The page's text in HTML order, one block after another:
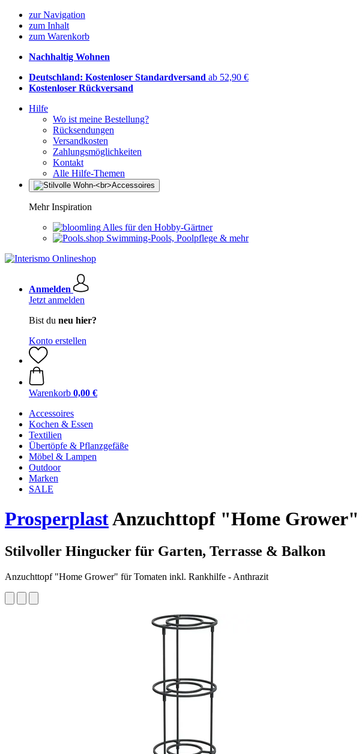
zur Navigation
zum Inhalt
zum Warenkorb
Nachhaltig Wohnen
Deutschland: Kostenloser Standardversand ab 52,90 €
Kostenloser Rückversand
Hilfe
Wo ist meine Bestellung?
Rücksendungen
Versandkosten
Zahlungsmöglichkeiten
Kontakt
Alle Hilfe-Themen
Mehr Inspiration
Alles für den Hobby-Gärtner
Swimming-Pools, Poolpflege & mehr
Anmelden
Jetzt anmelden
Bist du neu hier?
Konto erstellen
Warenkorb 0,00 €
Accessoires
Kochen & Essen
Textilien
Übertöpfe & Pflanzgefäße
Möbel & Lampen
Outdoor
Marken
SALE
ProsperplastAnzuchttopf "Home
Stilvoller Hingucker für Garten, Terrasse & Balkon
Anzuchttopf "Home Grower" für Tomaten inkl. Rankhilfe - Anthrazit